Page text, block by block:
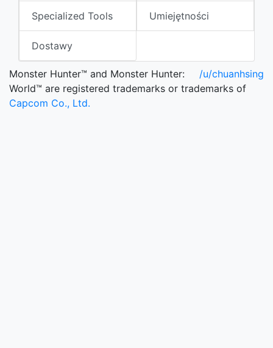
Specialized Tools Umiejętności
Dostawy
/u/chuanhsing
Monster Hunter™ and Monster Hunter:
World™ are registered trademarks or trademarks of
Capcom Co., Ltd.